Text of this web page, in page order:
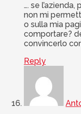
…. se
non mi
o sulla mia
comportare?
convincerlo
Reply